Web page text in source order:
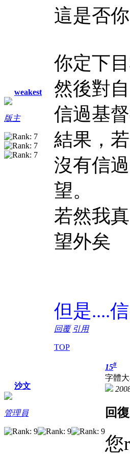
weakest
版主
這是否
你定下
然後對
信過基
結果，
沒有信
望。
若然我
望外矣
但是....
回覆 引用
TOP
沙文
管理員
15#
字體
回
您